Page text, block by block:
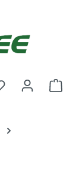
Du hast 0